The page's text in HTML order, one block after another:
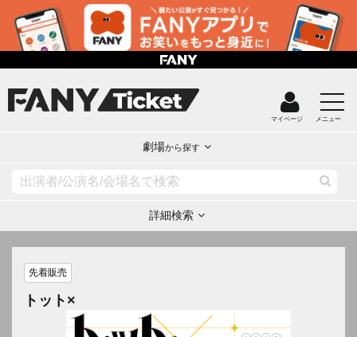
マイページ メニュー
劇場から探す
詳細検索
先着販売
トット×